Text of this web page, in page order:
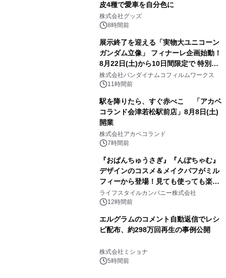
皮4種で愛車を自分色に
株式会社グッズ
8時間前
展示終了を迎える「実物大ユニコーン
ガンダム立像」 フィナーレ企画始動！
8月22日(土)から10日間限定で 特別映
像『UNICORN GUNDAM Statue ―
BEYOND POSSIBILITY ―』を上映！
株式会社バンダイナムコフィルムワークス
11時間前
駅を降りたら、すぐ赤べこ 「アカベ
コランド会津若松駅前店」8月8日(土)
開業
株式会社アカベコランド
7時間前
『おぱんちゅうさぎ』『んぽちゃむ』
デザインのコスメ＆メイクパフがミル
フィーから登場！見ても使っても楽し
い、ポップでキュートなコレクショ
ン。
ライフスタイルカンパニー株式会社
12時間前
エルグラムのコメント自動返信でレシ
ピ配布、約298万回再生の事例公開
株式会社ミショナ
5時間前